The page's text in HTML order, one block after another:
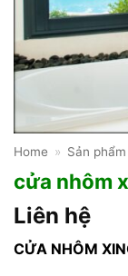
Home » Sản phẩm
cửa nhôm
Liên hệ
CỬA NHÔM